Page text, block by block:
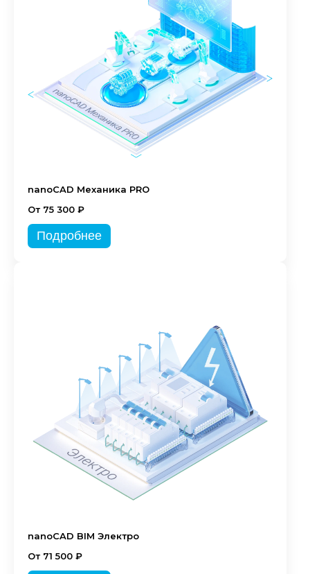
nanoCAD Механика PRO
От 75 300 ₽
Подробнее
nanoCAD BIM Электро
От 71 500 ₽